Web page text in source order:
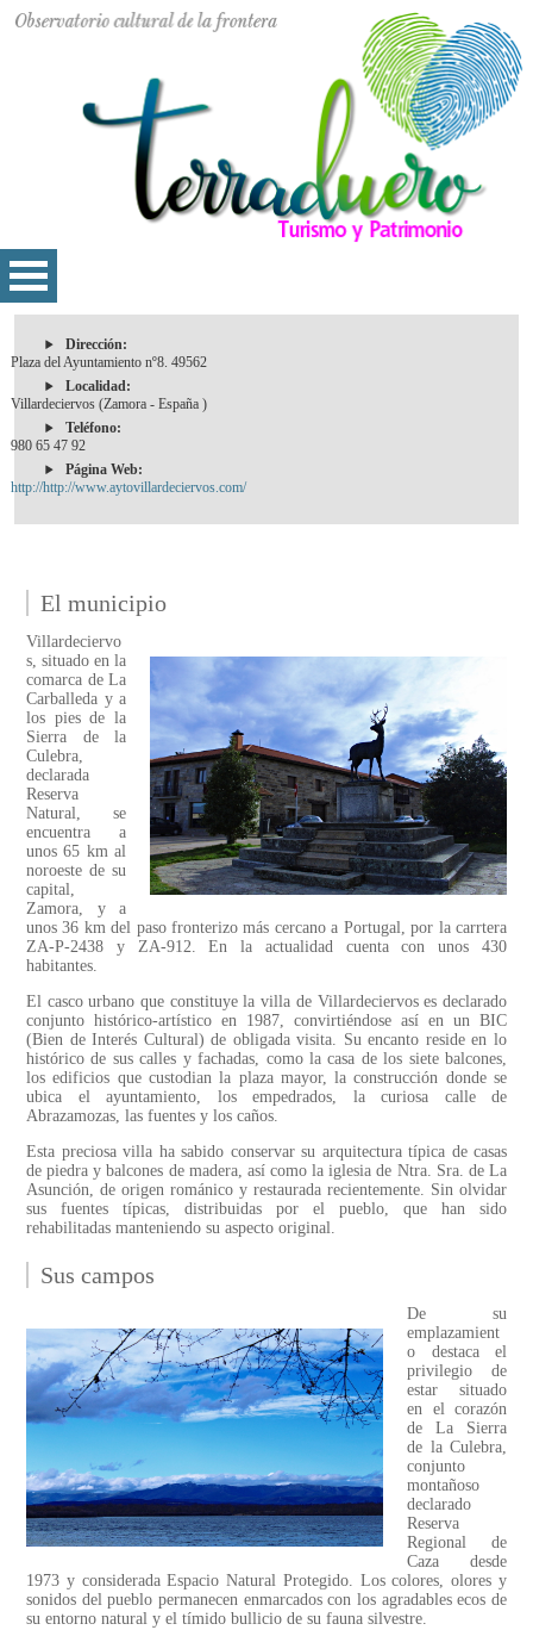
Dirección:
Plaza del Ayuntamiento nº8. 49562
Localidad:
Villardeciervos (Zamora - España )
Teléfono:
980 65 47 92
Página Web:
http://http://www.aytovillardeciervos.com/
El municipio
Villardeciervo
s, situado en la
comarca de La
Carballeda y a
los pies de la
Sierra de la
Culebra,
declarada
Reserva
Natural, se
encuentra a
unos 65 km al
noroeste de su
capital,
Zamora, y a
unos 36 km del paso fronterizo más cercano a Portugal, por la carrtera
ZA-P-2438 y ZA-912. En la actualidad cuenta con unos 430
habitantes.
El casco urbano que constituye la villa de Villardeciervos es declarado
conjunto histórico-artístico en 1987, convirtiéndose así en un BIC
(Bien de Interés Cultural) de obligada visita. Su encanto reside en lo
histórico de sus calles y fachadas, como la casa de los siete balcones,
los edificios que custodian la plaza mayor, la construcción donde se
ubica el ayuntamiento, los empedrados, la curiosa calle de
Abrazamozas, las fuentes y los caños.
Esta preciosa villa ha sabido conservar su arquitectura típica de casas
de piedra y balcones de madera, así como la iglesia de Ntra. Sra. de La
Asunción, de origen románico y restaurada recientemente. Sin olvidar
sus fuentes típicas, distribuidas por el pueblo, que han sido
rehabilitadas manteniendo su aspecto original.
Sus campos
De su
emplazamient
o destaca el
privilegio de
estar situado
en el corazón
de La Sierra
de la Culebra,
conjunto
montañoso
declarado
Reserva
Regional de
Caza desde
1973 y considerada Espacio Natural Protegido. Los colores, olores y
sonidos del pueblo permanecen enmarcados con los agradables ecos de
su entorno natural y el tímido bullicio de su fauna silvestre.